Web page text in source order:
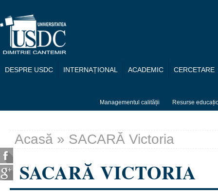
DESPRE USDC INTERNAȚIONAL ACADEMIC CERCETARE
Managementul calității Resurse
Eşti aici
Acasă » SACARĂ Victoria
SACARĂ VICTORIA